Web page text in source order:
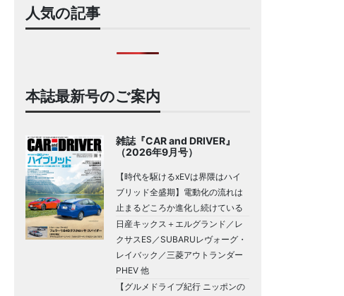
人気の記事
本誌最新号のご案内
雑誌『CAR and DRIVER』
（2026年9月号）
【時代を駆けるxEVは界隈はハイ
ブリッド全盛期】電動化の流れは
止まるどころか進化し続けている
日産キックス＋エルグランド／レ
クサスES／SUBARUレヴォーグ・
レイバック／三菱アウトランダー
PHEV 他
【グルメドライブ紀行 ニッポンの